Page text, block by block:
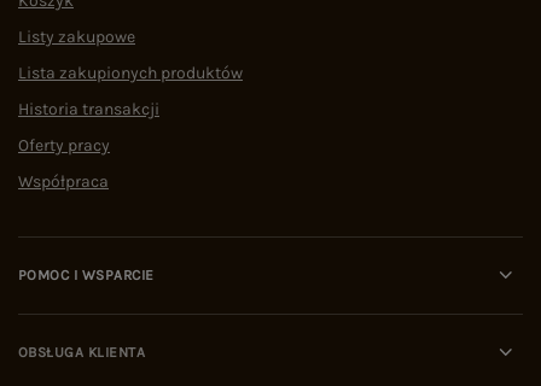
Listy zakupowe
Lista zakupionych produktów
Historia transakcji
Oferty pracy
Współpraca
POMOC I WSPARCIE
OBSŁUGA KLIENTA